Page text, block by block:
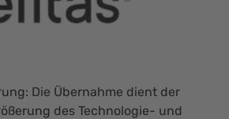
Die Übernahme dient der
des Technologie- und